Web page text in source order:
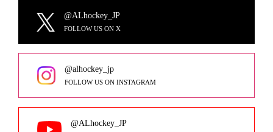
@ALhockey_JP
FOLLOW US ON X
@alhockey_jp
FOLLOW US ON INSTAGRAM
@ALhockey_JP